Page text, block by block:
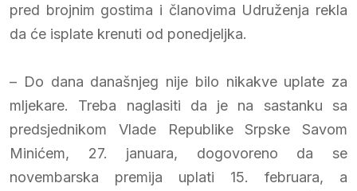
pred brojnim gostima i članovima Udruženja rekla
da će isplate krenuti od ponedjeljka.
– Do dana današnjeg nije bilo nikakve uplate za
mljekare. Treba naglasiti da je na sastanku sa
predsjednikom Vlade Republike Srpske Savom
Minićem, 27. januara, dogovoreno da se
novembarska premija uplati 15. februara, a